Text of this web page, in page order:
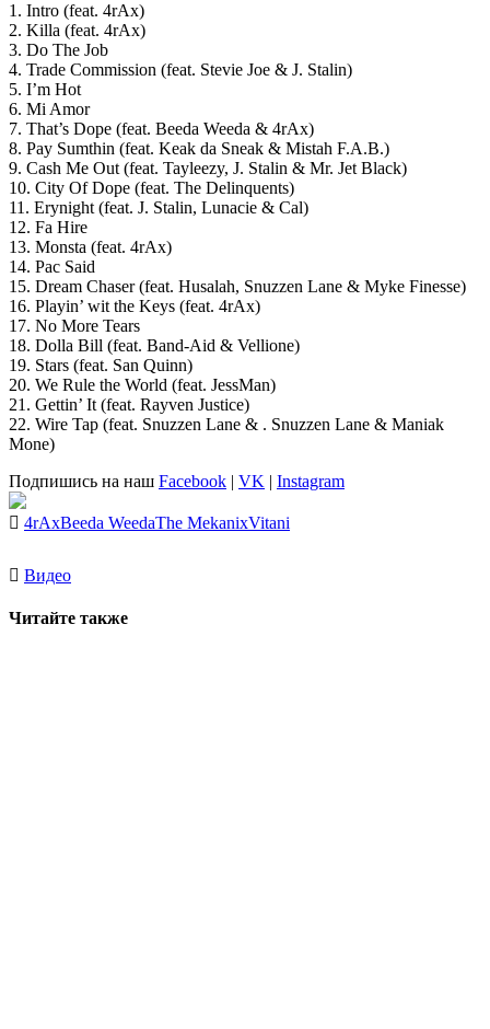
1. Intro (feat. 4rAx)
2. Killa (feat. 4rAx)
3. Do The Job
4. Trade Commission (feat. Stevie Joe & J. Stalin)
5. I’m Hot
6. Mi Amor
7. That’s Dope (feat. Beeda Weeda & 4rAx)
8. Pay Sumthin (feat. Keak da Sneak & Mistah F.A.B.)
9. Cash Me Out (feat. Tayleezy, J. Stalin & Mr. Jet Black)
10. City Of Dope (feat. The Delinquents)
11. Erynight (feat. J. Stalin, Lunacie & Cal)
12. Fa Hire
13. Monsta (feat. 4rAx)
14. Pac Said
15. Dream Chaser (feat. Husalah, Snuzzen Lane & Myke Finesse)
16. Playin’ wit the Keys (feat. 4rAx)
17. No More Tears
18. Dolla Bill (feat. Band-Aid & Vellione)
19. Stars (feat. San Quinn)
20. We Rule the World (feat. JessMan)
21. Gettin’ It (feat. Rayven Justice)
22. Wire Tap (feat. Snuzzen Lane & . Snuzzen Lane & Maniak
Mone)
Подпишись на наш Facebook | VK | Instagram
4rAxBeeda WeedaThe MekanixVitani
Видео
Читайте также